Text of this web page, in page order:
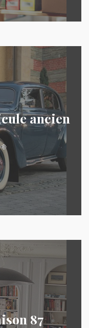
ancien
87